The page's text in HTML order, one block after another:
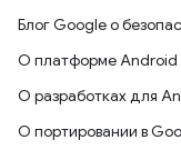
Блог Google о
О платформе Android
О разработках для
О портировании в